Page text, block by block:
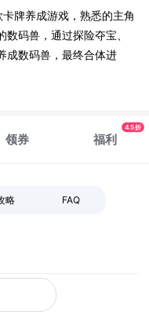
牌养成游戏，熟悉的主角
码兽，通过探险夺宝、
成数码兽，最终合体进
领券 福利
4.5折
略 FAQ